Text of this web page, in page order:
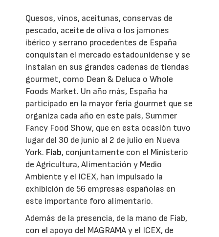
Quesos, vinos, aceitunas, conservas de
pescado, aceite de oliva o los jamones
ibérico y serrano procedentes de España
conquistan el mercado estadounidense y se
instalan en sus grandes cadenas de tiendas
gourmet, como Dean & Deluca o Whole
Foods Market. Un año más, España ha
participado en la mayor feria gourmet que se
organiza cada año en este país, Summer
Fancy Food Show, que en esta ocasión tuvo
lugar del 30 de junio al 2 de julio en Nueva
York. Fiab, conjuntamente con el Ministerio
de Agricultura, Alimentación y Medio
Ambiente y el ICEX, han impulsado la
exhibición de 56 empresas españolas en
este importante foro alimentario.
Además de la presencia, de la mano de Fiab,
con el apoyo del MAGRAMA y el ICEX, de